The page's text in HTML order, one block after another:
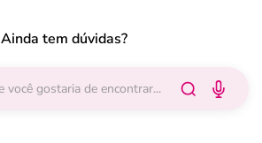
Ainda tem dúvidas?